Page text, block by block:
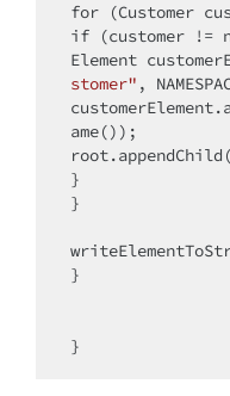
for
if (customer !=
Element
stomer" ,
ame());
}
}
}